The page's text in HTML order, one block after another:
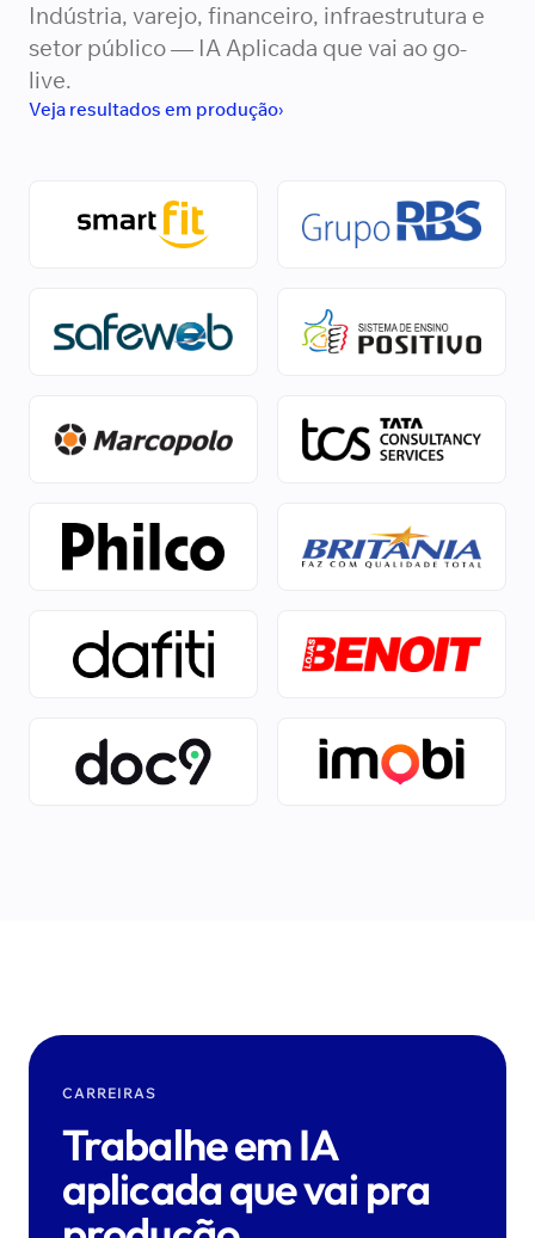
Indústria, varejo, financeiro, infraestrutura e
setor público — IA Aplicada que vai ao go-
live.
Veja resultados em produção
CARREIRAS
Trabalhe em IA
aplicada que vai pra